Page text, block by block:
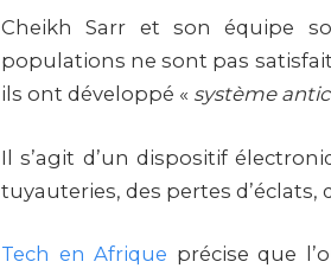
Cheikh Sarr et son équipe
populations ne sont pas
ils ont développé « système
Il s’agit d’un dispositif
tuyauteries, des pertes
Tech en Afrique précise que